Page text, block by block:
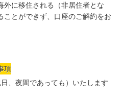
に移住される（非居住者とな
ことができず、口座のご解約をお
項
、夜間であっても）いたします